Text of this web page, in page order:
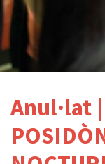
Anul·lat |